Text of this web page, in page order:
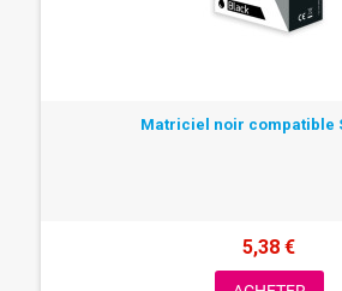
Matriciel noir compatible
5,38 €